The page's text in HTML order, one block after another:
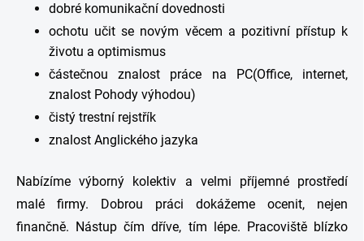
dobré komunikační dovednosti
ochotu učit se novým věcem a pozitivní přístup k
životu a optimismus
částečnou znalost práce na PC(Office, internet,
znalost Pohody výhodou)
čistý trestní rejstřík
znalost Anglického jazyka
Nabízíme výborný kolektiv a velmi příjemné prostředí
malé firmy. Dobrou práci dokážeme ocenit, nejen
finančně. Nástup čím dříve, tím lépe. Pracoviště blízko